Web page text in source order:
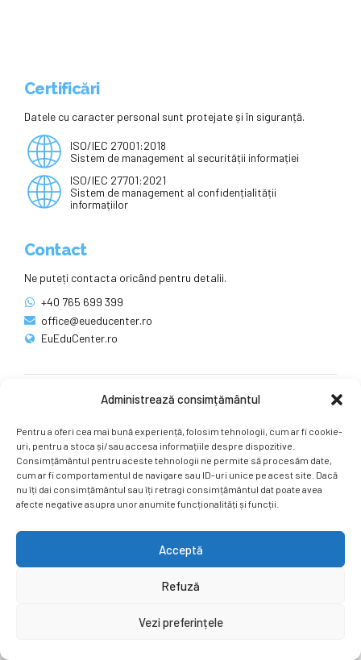
Administrează consimțământul
Pentru a oferi cea mai bună experiență, folosim tehnologii, cum ar fi cookie-
uri, pentru a stoca și/sau accesa informațiile despre dispozitive.
Consimțământul pentru aceste tehnologii ne permite să procesăm date,
cum ar fi comportamentul de navigare sau ID-uri unice pe acest site. Dacă
nu îți dai consimțământul sau îți retragi consimțământul dat poate avea
afecte negative asupra unor anumite funcționalități și funcții.
Acceptă
Refuză
Vezi preferințele
Certificări
Datele cu caracter personal sunt protejate și în siguranță.
ISO/IEC 27001:2018
Sistem de management al securității informației
ISO/IEC 27701:2021
Sistem de management al confidențialității
informațiilor
Contact
Ne puteți contacta oricând pentru detalii.
+40 765 699 399
office@eueducenter.ro
EuEduCenter.ro
Ne puteți găsi și pe rețelele sociale.